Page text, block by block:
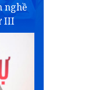
nghề
III